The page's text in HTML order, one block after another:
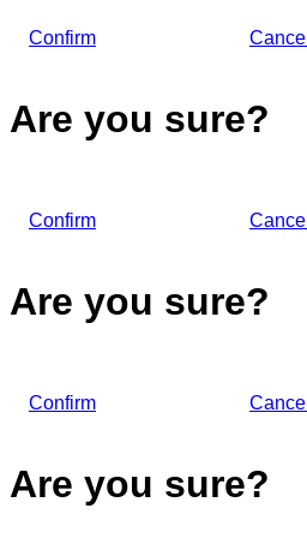
Confirm Cancel
Are you sure?
Confirm Cancel
Are you sure?
Confirm Cancel
Are you sure?